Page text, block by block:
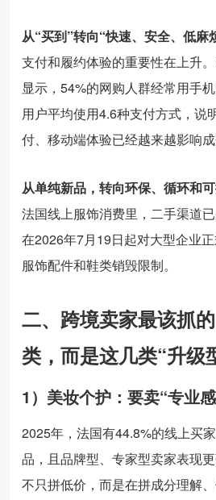
从“买到”转向“快速、安全、低麻
支付和履约体验的重要性在上升
显示，54%的网购人群经常用手
用户平均使用4.6种支付方式，说
付、移动端体验已经越来越影响成
从单纯新品，转向环保、循环和可
法国线上服饰消费里，二手渠道
在2026年7月19日起对大型企业正
服饰配件和鞋类销毁限制。
二、跨境卖家最该抓
类，而是这几类“升级
1）美妆个护：要卖“专业
2025年，法国有44.8%的线上买
品，且品牌型、专家型卖家表现
不只拼低价，而是在拼成分理解